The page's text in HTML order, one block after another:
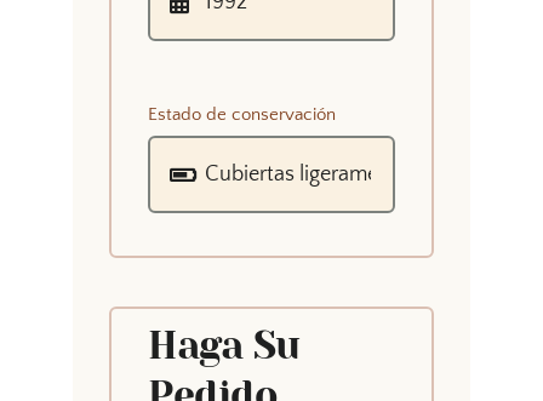
Estado de conservación
Haga Su